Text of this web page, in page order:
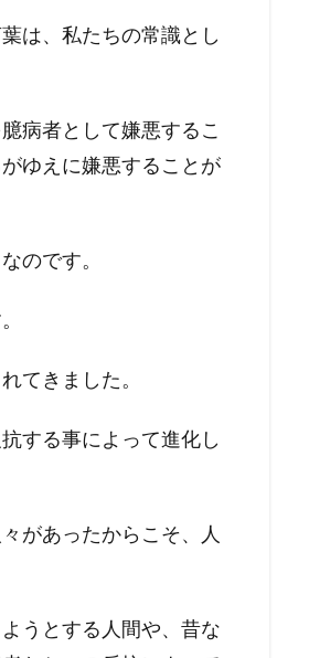
は、私たちの常識とし
病者として嫌悪するこ
ゆえに嫌悪することが
なのです。
てきました。
する事によって進化し
があったからこそ、人
うとする人間や、昔な